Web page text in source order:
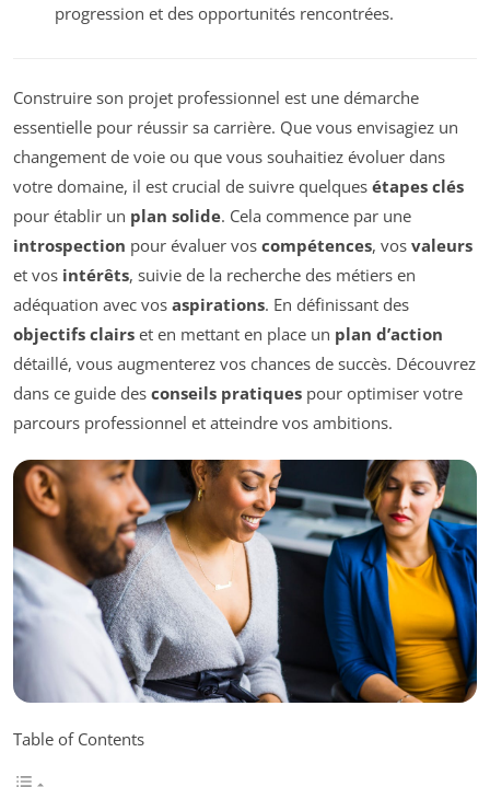
progression et des opportunités rencontrées.
Construire son projet professionnel est une démarche
essentielle pour réussir sa carrière. Que vous envisagiez un
changement de voie ou que vous souhaitiez évoluer dans
votre domaine, il est crucial de suivre quelques étapes clés
pour établir un plan solide. Cela commence par une
introspection pour évaluer vos compétences, vos valeurs
et vos intérêts, suivie de la recherche des métiers en
adéquation avec vos aspirations. En définissant des
objectifs clairs et en mettant en place un plan d’action
détaillé, vous augmenterez vos chances de succès. Découvrez
dans ce guide des conseils pratiques pour optimiser votre
parcours professionnel et atteindre vos ambitions.
Table of Contents